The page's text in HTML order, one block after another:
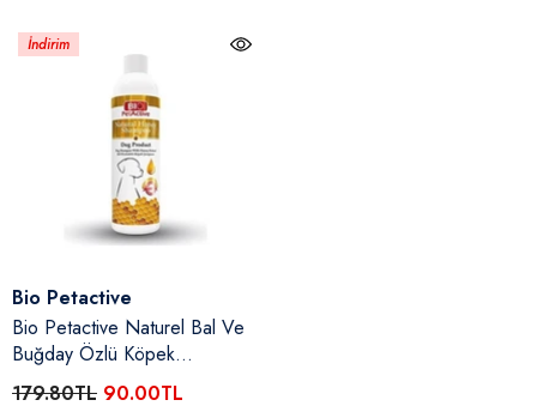
İndirim
Satıcı:
Bio Petactive
Bio Petactive Naturel Bal Ve
Buğday Özlü Köpek
Şampuanı 250 Ml
179.80TL 90.00TL